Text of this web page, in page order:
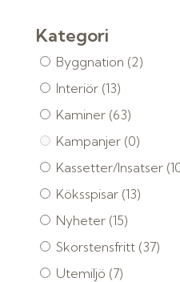
Kategori
Byggnation (2)
Interiör (13)
Kaminer (63)
Kampanjer (0)
Kassetter/Insatser
Köksspisar (13)
Nyheter (15)
Skorstensfritt (37)
Utemiljö (7)